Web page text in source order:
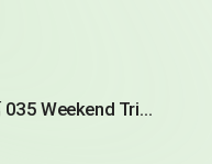
超級英語通-英檢篇 035 Weekend Trip- 週末旅遊